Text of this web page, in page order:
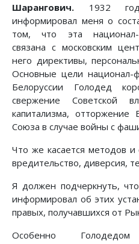
Шарангович. 1932
информировал меня о
том, что эта национал-
связана с московским
него директивы,
Основные цели национал-
Белоруссии Голодед
свержение Советской
капитализма, отторжение
Союза в случае войны с
Что же касается методов
вредительство, диверсия,
Я должен подчеркнуть,
информировал об этих
правых, получавшихся от
Особенно